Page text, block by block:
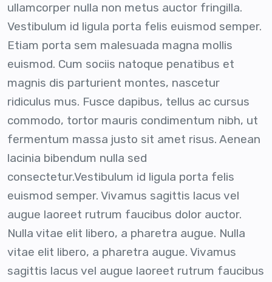
ullamcorper nulla non metus auctor fringilla.
Vestibulum id ligula porta felis euismod semper.
Etiam porta sem malesuada magna mollis
euismod. Cum sociis natoque penatibus et
magnis dis parturient montes, nascetur
ridiculus mus. Fusce dapibus, tellus ac cursus
commodo, tortor mauris condimentum nibh, ut
fermentum massa justo sit amet risus. Aenean
lacinia bibendum nulla sed
consectetur.Vestibulum id ligula porta felis
euismod semper. Vivamus sagittis lacus vel
augue laoreet rutrum faucibus dolor auctor.
Nulla vitae elit libero, a pharetra augue. Nulla
vitae elit libero, a pharetra augue. Vivamus
sagittis lacus vel augue laoreet rutrum faucibus